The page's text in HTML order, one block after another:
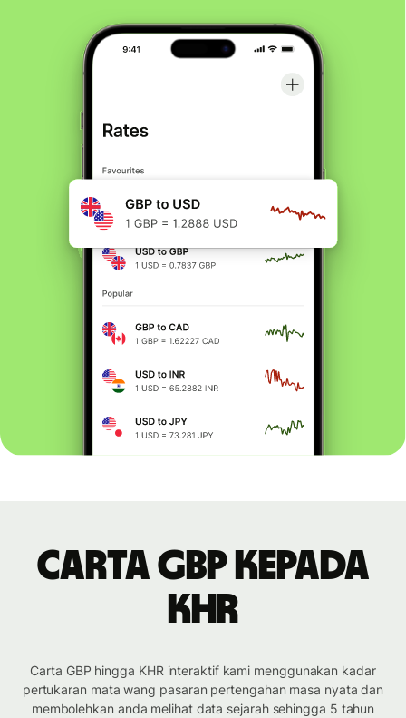
Carta GBP kepada
KHR
Carta GBP hingga KHR interaktif kami menggunakan kadar
pertukaran mata wang pasaran pertengahan masa nyata dan
membolehkan anda melihat data sejarah sehingga 5 tahun